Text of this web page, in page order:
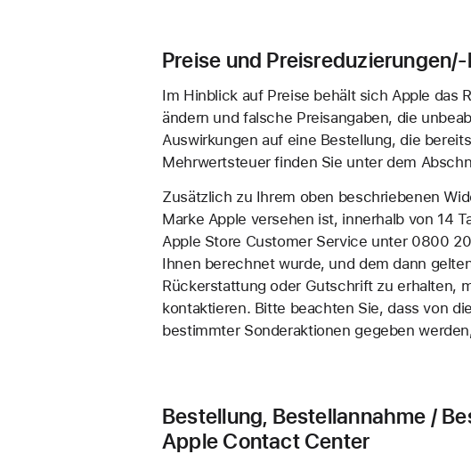
Preise und
Im Hinblick auf Preise behält sich Apple das
ändern und falsche Preisangaben, die
Auswirkungen auf eine Bestellung, die
Mehrwertsteuer finden Sie unter dem
Zusätzlich zu Ihrem oben beschriebenen
Marke Apple versehen ist, innerhalb von 14
Apple Store Customer Service unter 0800
Ihnen berechnet wurde, und dem dann
Rückerstattung oder Gutschrift zu erhalten,
kontaktieren. Bitte beachten Sie, dass von
bestimmter Sonderaktionen gegeben
Bestellung, Bestellannahme /
Apple Contact Center